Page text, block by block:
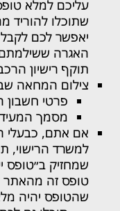
עליכם למלא
שתוכלו להוריד
יאפשר לכם
האגרה
תוקף רישיון
צילום המחאה
פרטי
מסמך המעיד
אם אתם, כבעלי
למשרד הרישוי,
שמחזיק ב״טופס
טופס זה
שהטופס יהיה